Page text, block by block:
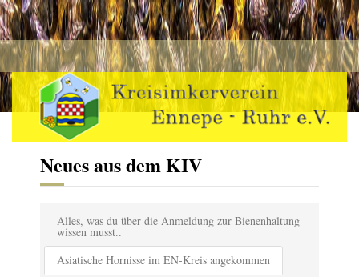
Neues aus dem KIV
Alles, was du über die Anmeldung zur Bienenhaltung
wissen musst..
Asiatische Hornisse im EN-Kreis angekommen